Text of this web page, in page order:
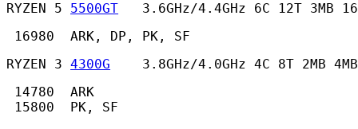
RYZEN 5 5500GT
3.6GHz/4.4GHz 6C 12T 3MB
16980  ARK, DP, PK, SF
RYZEN 3 4300G
3.8GHz/4.0GHz 4C 8T 2MB
14780  ARK
15800  PK, SF